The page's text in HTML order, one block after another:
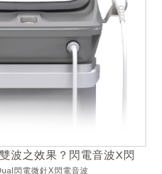
波之效果？閃電音波X閃
閃電微針X閃電音波